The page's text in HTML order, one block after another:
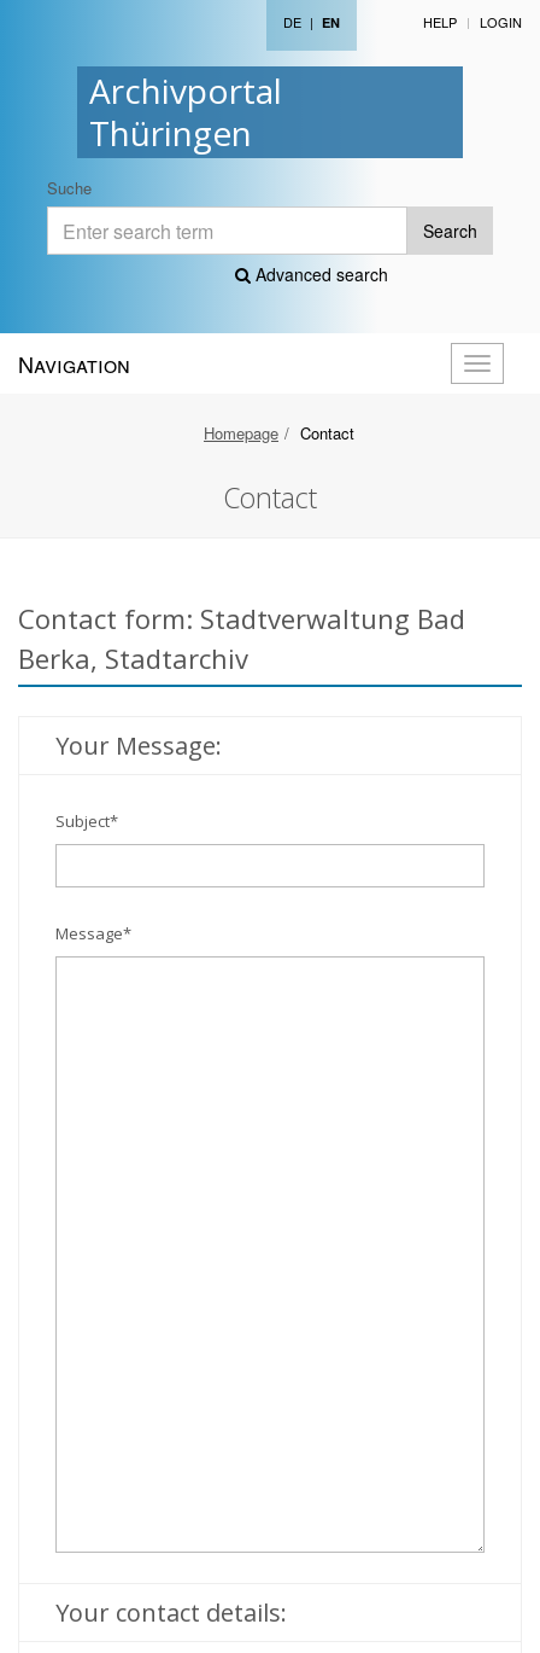
Archivportal
Thüringen
DE | EN HELP LOGIN
Suche
Search
Advanced search
Toggle
Navigation
Homepage Contact
Contact
Contact form: Stadtverwaltung Bad
Berka, Stadtarchiv
Your Message:
Subject*
Message*
Your contact details: